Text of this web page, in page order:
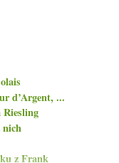
d’Argent, ...
nich
z Frank